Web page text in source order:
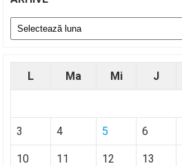
Arhive
L Ma Mi J
3 4 5 6
10 11 12 13